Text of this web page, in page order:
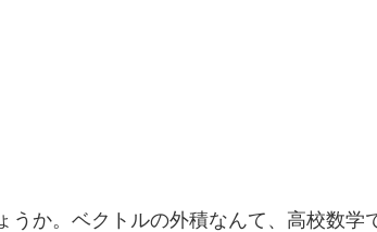
か。ベクトルの外積なんて、高校数学